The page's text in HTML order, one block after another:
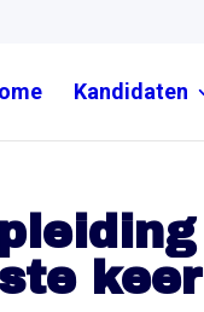
Kandidaten
keer